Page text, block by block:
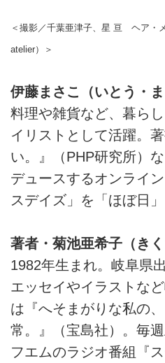
＜撮影／千葉亜津子、星 亘 ヘア・
atelier）＞
伊藤まさこ（いとう・ま
料理や雑貨など、暮ら
イリストとして活躍。
い。』（PHP研究所）
デュースするオンライ
スデイズ」を「ほぼ日
著者・菊池亜希子（きく
1982年生まれ。岐阜県
エッセイやイラストな
は『へそまがりな私の
常。』（宝島社）。毎
フエムのラジオ番組『